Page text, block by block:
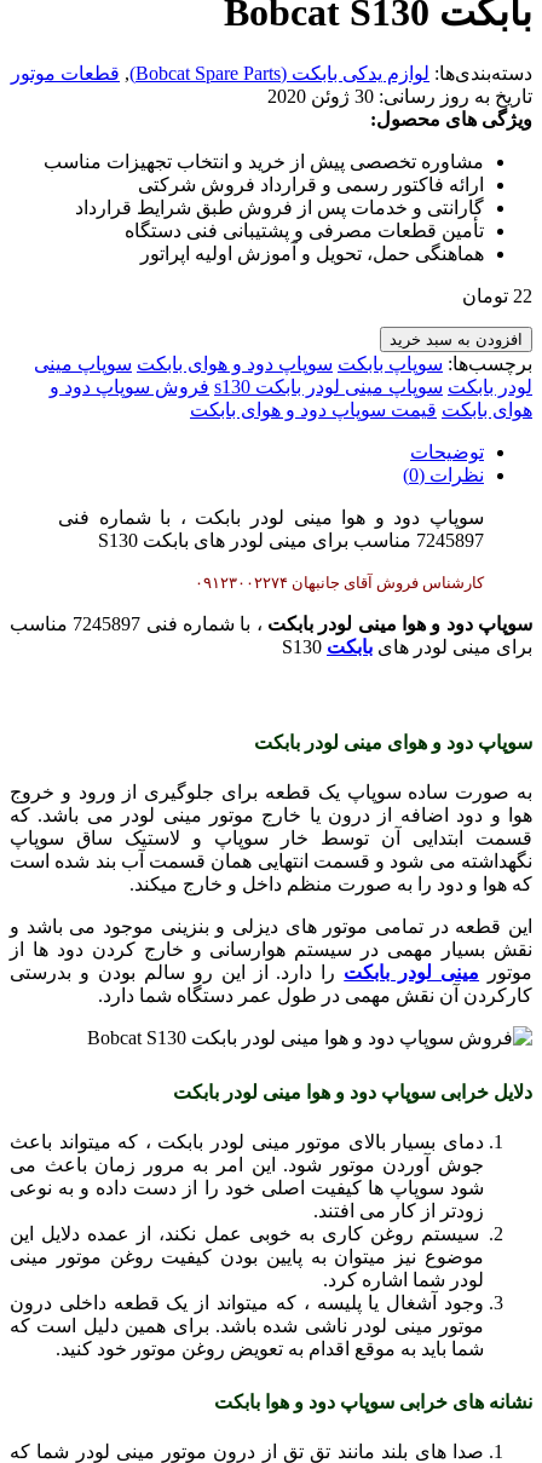
بابکت Bobcat S130
دسته‌بندی‌ها: لوازم یدکی بابکت (Bobcat Spare Parts) , قطعات موتور
تاریخ به روز رسانی: 30 ژوئن 2020
ویژگی های محصول:
مشاوره تخصصی پیش از خرید و انتخاب تجهیزات مناسب
ارائه فاکتور رسمی و قرارداد فروش شرکتی
گارانتی و خدمات پس از فروش طبق شرایط قرارداد
تأمین قطعات مصرفی و پشتیبانی فنی دستگاه
هماهنگی حمل، تحویل و آموزش اولیه اپراتور
22 تومان
افزودن به سبد خرید
برچسب‌ها: سوپاپ بابکت سوپاپ دود و هوای بابکت سوپاپ مینی
لودر بابکت سوپاپ مینی لودر بابکت s130
فروش سوپاپ دود و
هوای بابکت قیمت سوپاپ دود و هوای بابکت
توضیحات
نظرات (0)
سوپاپ دود و هوا مینی لودر بابکت ، با شماره فنی
7245897 مناسب برای مینی لودر های بابکت S130
کارشناس فروش آقای جانبهان ۰۹۱۲۳۰۰۲۲۷۴
سوپاپ دود و هوا مینی لودر بابکت
، با شماره فنی 7245897 مناسب
برای مینی لودر های بابکت
سوپاپ دود و هوای مینی لودر بابکت
به صورت ساده سوپاپ یک قطعه برای جلوگیری از ورود و خروج
هوا و دود اضافه از درون یا خارج موتور مینی لودر می باشد. که
قسمت ابتدایی آن توسط خار سوپاپ و لاستیک ساق سوپاپ
نگهداشته می شود و قسمت انتهایی همان قسمت آب بند شده است
که هوا و دود را به صورت منظم داخل و خارج میکند.
این قطعه در تمامی موتور های دیزلی و بنزینی موجود می باشد و
نقش بسیار مهمی در سیستم هوارسانی و خارج کردن دود ها از
موتور مینی لودر بابکت را دارد. از این رو سالم بودن و بدرستی
کارکردن آن نقش مهمی در طول عمر دستگاه شما دارد.
دلایل خرابی سوپاپ دود و هوا مینی لودر بابکت
دمای بسیار بالای موتور مینی لودر بابکت ، که میتواند باعث
جوش آوردن موتور شود. این امر به مرور زمان باعث می
شود سوپاپ ها کیفیت اصلی خود را از دست داده و به نوعی
زودتر از کار می افتند.
سیستم روغن کاری به خوبی عمل نکند، از عمده دلایل این
موضوع نیز میتوان به پایین بودن کیفیت روغن موتور مینی
لودر شما اشاره کرد.
وجود آشغال یا پلیسه ، که میتواند از یک قطعه داخلی درون
موتور مینی لودر ناشی شده باشد. برای همین دلیل است که
شما باید به موقع اقدام به تعویض روغن موتور خود کنید.
نشانه های خرابی سوپاپ دود و هوا بابکت
صدا های بلند مانند تق تق از درون موتور مینی لودر شما که